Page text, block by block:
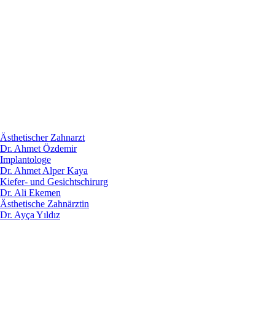
Ästhetischer Zahnarzt
Dr. Ahmet Özdemir
Implantologe
Dr. Ahmet Alper Kaya
Kiefer- und Gesichtschirurg
Dr. Ali Ekemen
Ästhetische Zahnärztin
Dr. Ayça Yıldız